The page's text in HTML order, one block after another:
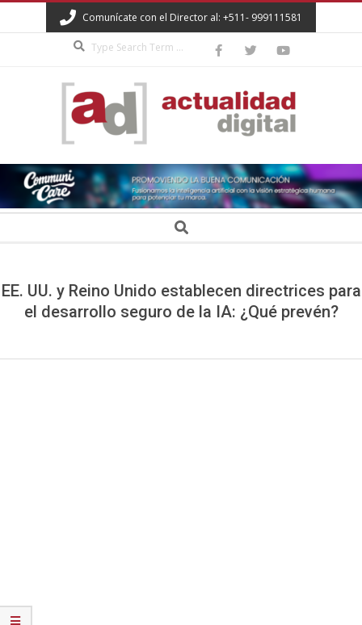
to
Comunícate con el Director al: +511- 999111581
ACTUALIDAD
DIGITAL Search
EE. UU. y Reino Unido establecen directrices para
el desarrollo seguro de la IA: ¿Qué prevén?